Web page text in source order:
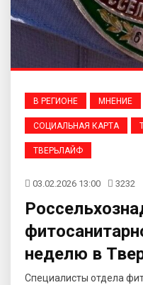
В РЕГИОНЕ МНЕНИЕ
СОЦИАЛЬНАЯ КАРТА
ТВЕРЬЛАЙФ
03.02.2026 13:00 3232
неделю в
Специалисты отдела